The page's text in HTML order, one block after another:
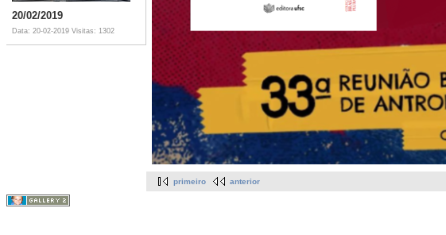
20/02/2019
Data: 20-02-2019 Visitas: 1302
primeiro anterior